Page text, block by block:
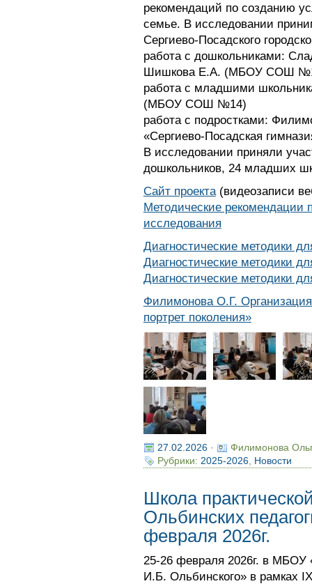
рекомендаций по созданию
семье. В исследовании
Сергиево-Посадского
работа с дошкольниками:
Шишкова Е.А. (МБОУ СОШ
работа с младшими
(МБОУ СОШ №14)
работа с подростками:
«Сергиево-Посадская
В исследовании приняли
дошкольников, 24 младших
Сайт проекта(видеозаписи
Методические рекомендации
исследования
Диагностические методики
Диагностические методики
Диагностические методики
Филимонова О.Г.
портрет поколения»
27.02.2026·
Филимонова
Рубрики: 2025-2026, Новости
Школа
Ольбинских
февраля 2026г.
25-26 февраля 2026г. в МБОУ
И.Б. Ольбинского» в рамках